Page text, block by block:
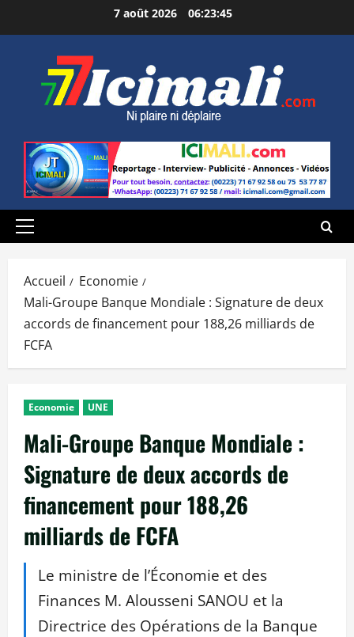
au
7 août 2026 06:23:46
Menu
Accueil
Economie
Mali-Groupe Banque Mondiale : Signature de deux
accords de financement pour 188,26 milliards de
FCFA
Economie UNE
Mali-Groupe Banque Mondiale :
Signature de deux accords de
financement pour 188,26
milliards de FCFA
Le ministre de l’Économie et des
Finances M. Alousseni SANOU et la
Directrice des Opérations de la Banque